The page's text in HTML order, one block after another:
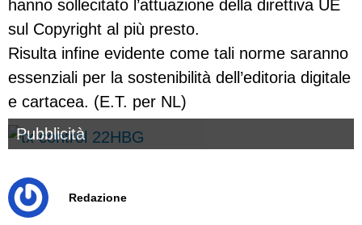
hanno sollecitato l’attuazione della direttiva UE
sul Copyright al più presto.
Risulta infine evidente come tali norme saranno
essenziali per la sostenibilità dell’editoria digitale
e cartacea. (E.T. per NL)
Pubblicità
Redazione